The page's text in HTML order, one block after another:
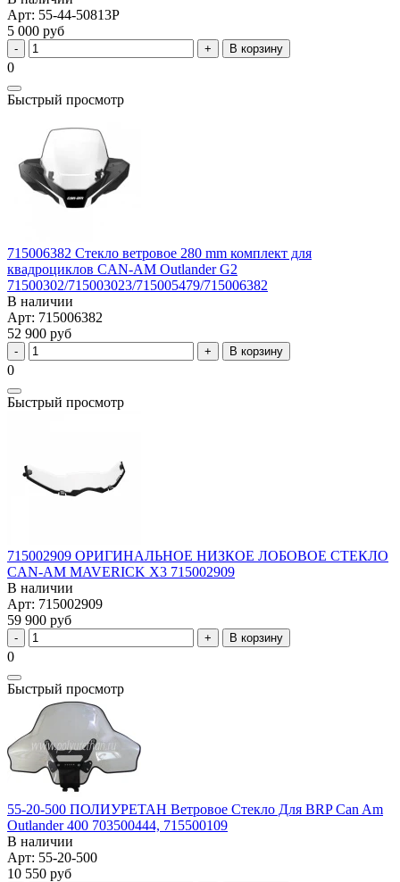
Арт: 55-44-50813P
5 000 руб
В корзину
0
Быстрый просмотр
715006382 Стекло ветровое 280 mm комплект для
квадроциклов CAN-AM Outlander G2
71500302/715003023/715005479/715006382
В наличии
Арт: 715006382
52 900 руб
В корзину
0
Быстрый просмотр
715002909 ОРИГИНАЛЬНОЕ НИЗКОЕ ЛОБОВОЕ СТЕКЛО
CAN-AM MAVERICK X3 715002909
В наличии
Арт: 715002909
59 900 руб
В корзину
0
Быстрый просмотр
55-20-500 ПОЛИУРЕТАН Ветровое Стекло Для BRP Can Am
Outlander 400 703500444, 715500109
В наличии
Арт: 55-20-500
10 550 руб